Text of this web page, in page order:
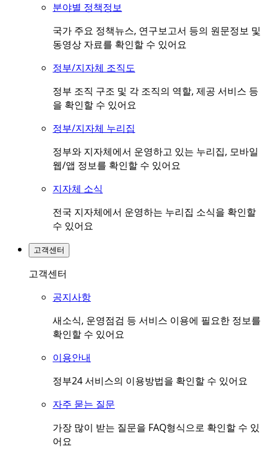
분야별 정책정보
국가 주요 정책뉴스, 연구보고서 등의 원문정보 및
동영상 자료를 확인할 수 있어요
정부/지자체 조직도
정부 조직 구조 및 각 조직의 역할, 제공 서비스 등
을 확인할 수 있어요
정부/지자체 누리집
정부와 지자체에서 운영하고 있는 누리집, 모바일
웹/앱 정보를 확인할 수 있어요
지자체 소식
전국 지자체에서 운영하는 누리집 소식을 확인할
수 있어요
고객센터
고객센터
공지사항
새소식, 운영점검 등 서비스 이용에 필요한 정보를
확인할 수 있어요
이용안내
정부24 서비스의 이용방법을 확인할 수 있어요
자주 묻는 질문
가장 많이 받는 질문을 FAQ형식으로 확인할 수 있
어요